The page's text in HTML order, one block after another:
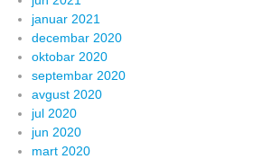
januar 2021
decembar 2020
oktobar 2020
septembar 2020
avgust 2020
jul 2020
jun 2020
mart 2020